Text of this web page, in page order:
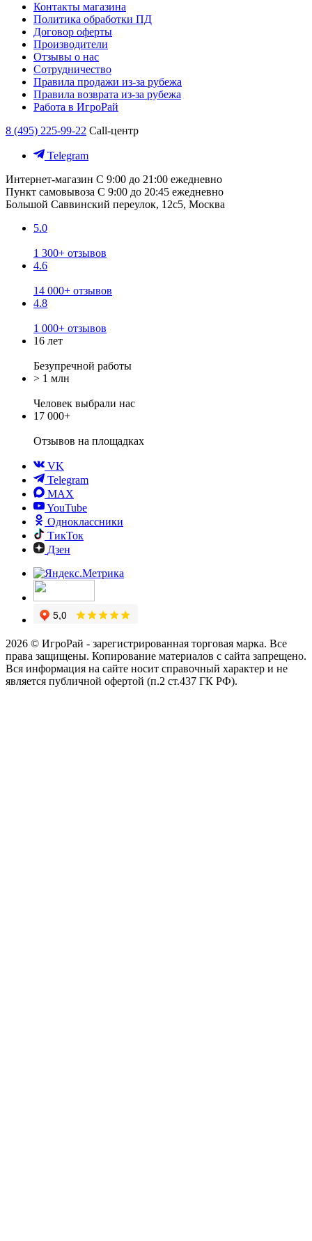
Контакты магазина
Политика обработки ПД
Договор оферты
Производители
Отзывы о нас
Сотрудничество
Правила продажи из-за рубежа
Правила возврата из-за рубежа
Работа в ИгроРай
8 (495) 225-99-22 Call-центр
Telegram
Интернет-магазин С 9:00 до 21:00 ежедневно
Пункт самовывоза С 9:00 до 20:45 ежедневно
Большой Саввинский переулок, 12с5, Москва
5.0
1 300+ отзывов
4.6
14 000+ отзывов
4.8
1 000+ отзывов
16 лет
Безупречной работы
> 1 млн
Человек выбрали нас
17 000+
Отзывов на площадках
VK
Telegram
MAX
YouTube
Одноклассники
ТикТок
Дзен
2026 © ИгроРай - зарегистрированная торговая марка. Все
права защищены. Копирование материалов с сайта запрещено.
Вся информация на сайте носит справочный характер и не
является публичной офертой (п.2 ст.437 ГК РФ).